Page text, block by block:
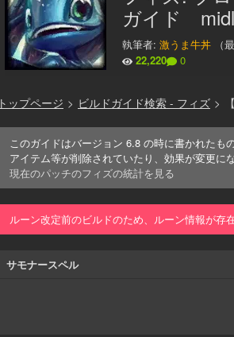
ガイド
執筆者: 激うま牛丼 （
22,220
0
トップページ > ビルドガイド検索 - フィズ >
このガイドはバージョン6.8 の時に書かれたも
アイテム等が削除されていたり、効果が変更に
現在のパッチのフィズの統計を見る
ルーン改定前のビルドのため、ルーン情報が存
サモナースペル